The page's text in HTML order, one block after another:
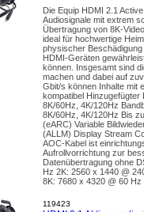
Die Equip HDMI 2.1
Audiosignale mit extrem
Übertragung von 8K-
ideal für hochwertige
physischer
HDMI-Geräten
können. Insgesamt sind
machen und dabei auf
Gbit/s können Inhalte mit
kompatibel
8K/60Hz, 4K/120Hz
8K/60Hz, 4K/120Hz Bis
(eARC) Variable
(ALLM) Display Stream
AOC-Kabel ist
Aufrollvorrichtung zur
Datenübertragung ohne
Hz 2K: 2560 x 1440 @
8K: 7680 x 4320 @ 60
119423